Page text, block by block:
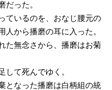
だった。
ているのを、おなじ腰元の
人から播磨の耳に入った。
た無念さから、播磨はお菊
して死んでゆく。
となった播磨は白柄組の統